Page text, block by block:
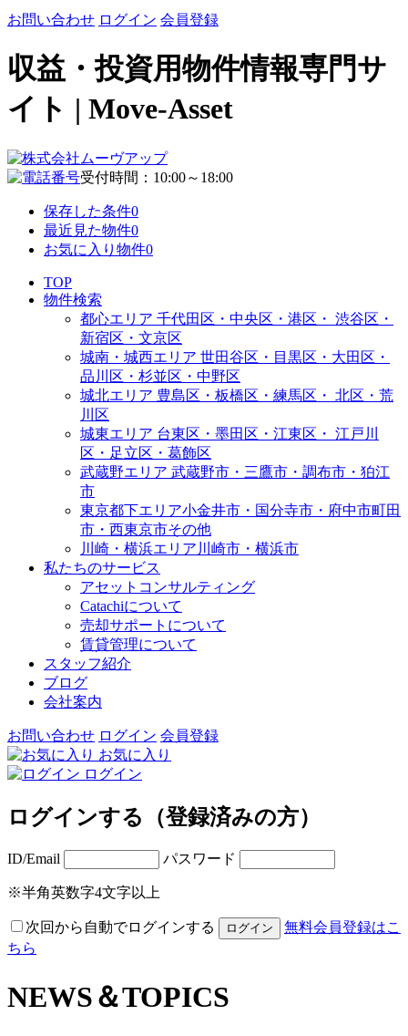
お問い合わせ ログイン 会員登録
収益・投資用物件情報専門サ
イト | Move-Asset
受付時間：10:00～18:00
保存した条件0
最近見た物件0
お気に入り物件0
TOP
物件検索
都心エリア 千代田区・中央区・港区・ 渋谷区・
新宿区・文京区
城南・城西エリア 世田谷区・目黒区・大田区・
品川区・杉並区・中野区
城北エリア 豊島区・板橋区・練馬区・ 北区・荒
川区
城東エリア 台東区・墨田区・江東区・ 江戸川
区・足立区・葛飾区
武蔵野エリア 武蔵野市・三鷹市・調布市・ 狛江
市
東京都下エリア小金井市・国分寺市・府中市町田
市・西東京市その他
川崎・横浜エリア 川崎市・横浜市
私たちのサービス
アセットコンサルティング
Catachiについて
売却サポートについて
賃貸管理について
スタッフ紹介
ブログ
会社案内
お問い合わせ ログイン 会員登録
お気に入り
ログイン
ログインする（登録済みの方）
ID/Email パスワード
※半角英数字4文字以上
次回から自動でログインする
無料会員登録はこ
ちら
NEWS＆TOPICS